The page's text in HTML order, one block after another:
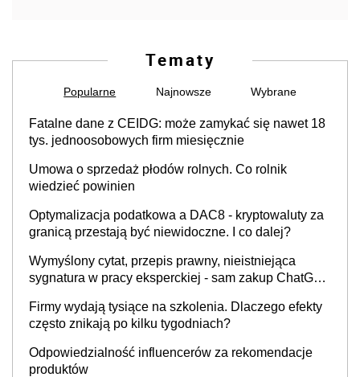
Tematy
Popularne Najnowsze Wybrane
Fatalne dane z CEIDG: może zamykać się nawet 18
tys. jednoosobowych firm miesięcznie
Umowa o sprzedaż płodów rolnych. Co rolnik
wiedzieć powinien
Optymalizacja podatkowa a DAC8 - kryptowaluty za
granicą przestają być niewidoczne. I co dalej?
Wymyślony cytat, przepis prawny, nieistniejąca
sygnatura w pracy eksperckiej - sam zakup ChatGPT
Firmy wydają tysiące na szkolenia. Dlaczego efekty
często znikają po kilku tygodniach?
Odpowiedzialność influencerów za rekomendacje
produktów